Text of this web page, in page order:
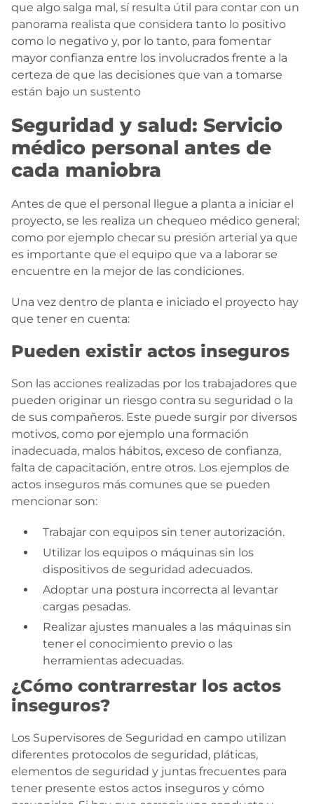
que algo salga mal, sí resulta útil para contar con un
panorama realista que considera tanto lo positivo
como lo negativo y, por lo tanto, para fomentar
mayor confianza entre los involucrados frente a la
certeza de que las decisiones que van a tomarse
están bajo un sustento
Seguridad y salud: Servicio
médico personal antes de
cada maniobra
Antes de que el personal llegue a planta a iniciar el
proyecto, se les realiza un chequeo médico general;
como por ejemplo checar su presión arterial ya que
es importante que el equipo que va a laborar se
encuentre en la mejor de las condiciones.
Una vez dentro de planta e iniciado el proyecto hay
que tener en cuenta:
Pueden existir actos inseguros
Son las acciones realizadas por los trabajadores que
pueden originar un riesgo contra su seguridad o la
de sus compañeros. Este puede surgir por diversos
motivos, como por ejemplo una formación
inadecuada, malos hábitos, exceso de confianza,
falta de capacitación, entre otros. Los ejemplos de
actos inseguros más comunes que se pueden
mencionar son:
Trabajar con equipos sin tener autorización.
Utilizar los equipos o máquinas sin los
dispositivos de seguridad adecuados.
Adoptar una postura incorrecta al levantar
cargas pesadas.
Realizar ajustes manuales a las máquinas sin
tener el conocimiento previo o las
herramientas adecuadas.
¿Cómo contrarrestar los actos
inseguros?
Los Supervisores de Seguridad en campo utilizan
diferentes protocolos de seguridad, pláticas,
elementos de seguridad y juntas frecuentes para
tener presente estos actos inseguros y cómo